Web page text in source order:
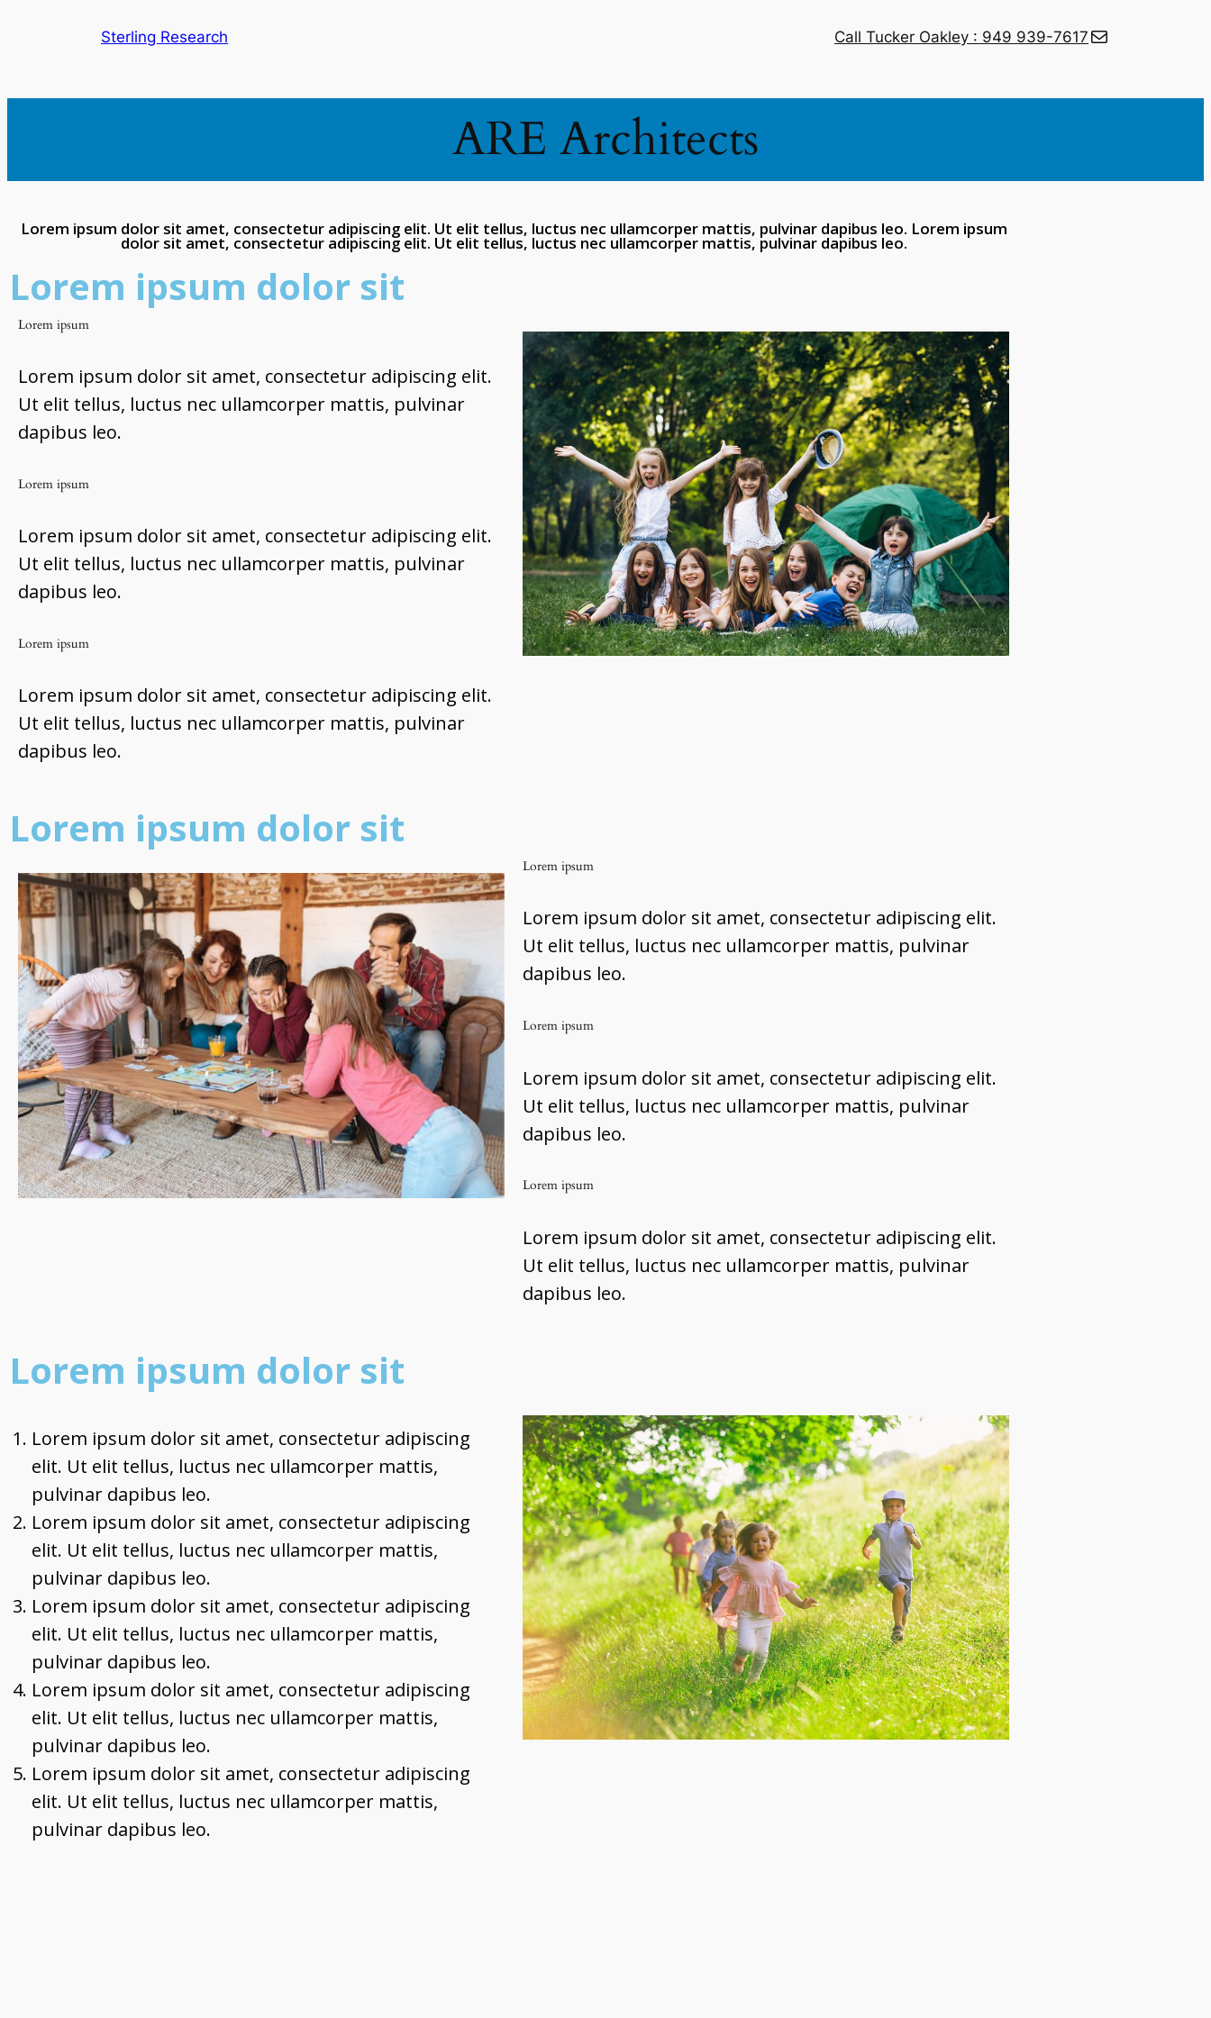
Sterling Research Call Tucker Oakley : 949 939-7617
ARE Architects
Lorem ipsum dolor sit amet, consectetur adipiscing elit. Ut elit tellus, luctus nec ullamcorper mattis, pulvinar dapibus leo. Lorem ipsum
dolor sit amet, consectetur adipiscing elit. Ut elit tellus, luctus nec ullamcorper mattis, pulvinar dapibus leo.
Lorem ipsum dolor sit
Lorem ipsum
Lorem ipsum dolor sit amet, consectetur adipiscing elit.
Ut elit tellus, luctus nec ullamcorper mattis, pulvinar
dapibus leo.
Lorem ipsum
Lorem ipsum dolor sit amet, consectetur adipiscing elit.
Ut elit tellus, luctus nec ullamcorper mattis, pulvinar
dapibus leo.
Lorem ipsum
Lorem ipsum dolor sit amet, consectetur adipiscing elit.
Ut elit tellus, luctus nec ullamcorper mattis, pulvinar
dapibus leo.
Lorem ipsum dolor sit
Lorem ipsum
Lorem ipsum dolor sit amet, consectetur adipiscing elit.
Ut elit tellus, luctus nec ullamcorper mattis, pulvinar
dapibus leo.
Lorem ipsum
Lorem ipsum dolor sit amet, consectetur adipiscing elit.
Ut elit tellus, luctus nec ullamcorper mattis, pulvinar
dapibus leo.
Lorem ipsum
Lorem ipsum dolor sit amet, consectetur adipiscing elit.
Ut elit tellus, luctus nec ullamcorper mattis, pulvinar
dapibus leo.
Lorem ipsum dolor sit
Lorem ipsum dolor sit amet, consectetur adipiscing
elit. Ut elit tellus, luctus nec ullamcorper mattis,
pulvinar dapibus leo.
Lorem ipsum dolor sit amet, consectetur adipiscing
elit. Ut elit tellus, luctus nec ullamcorper mattis,
pulvinar dapibus leo.
Lorem ipsum dolor sit amet, consectetur adipiscing
elit. Ut elit tellus, luctus nec ullamcorper mattis,
pulvinar dapibus leo.
Lorem ipsum dolor sit amet, consectetur adipiscing
elit. Ut elit tellus, luctus nec ullamcorper mattis,
pulvinar dapibus leo.
Lorem ipsum dolor sit amet, consectetur adipiscing
elit. Ut elit tellus, luctus nec ullamcorper mattis,
pulvinar dapibus leo.